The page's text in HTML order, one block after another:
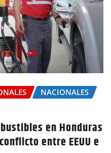
NACIONALES
en Honduras
entre EEUU e